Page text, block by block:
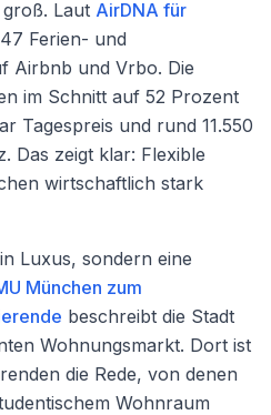
Laut AirDNA für
Ferien- und
Airbnb und Vrbo. Die
im Schnitt auf 52 Prozent
Tagespreis und rund 11.550
Das zeigt klar: Flexible
wirtschaftlich stark
Luxus, sondern eine
München zum
beschreibt die Stadt
Wohnungsmarkt. Dort ist
die Rede, von denen
Wohnraum